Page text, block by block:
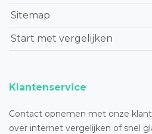
Sitemap
Start met vergelijken
Klantenservice
Contact opnemen met onze
over internet vergelijken of snel